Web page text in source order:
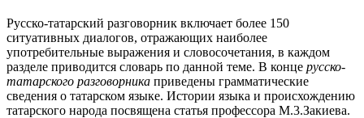
Русско-татарский разговорник включает более 150
ситуативных диалогов, отражающих наиболее
употребительные выражения и словосочетания, в каждом
разделе приводится словарь по данной теме. В конце русско-
татарского разговорника приведены грамматические
сведения о татарском языке. Истории языка и происхождению
татарского народа посвящена статья профессора М.3.Закиева.